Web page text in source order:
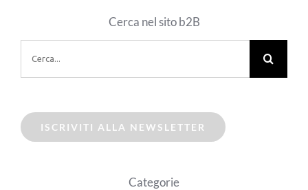
Cerca nel sito b2B
per:
ISCRIVITI ALLA NEWSLETTER
Categorie